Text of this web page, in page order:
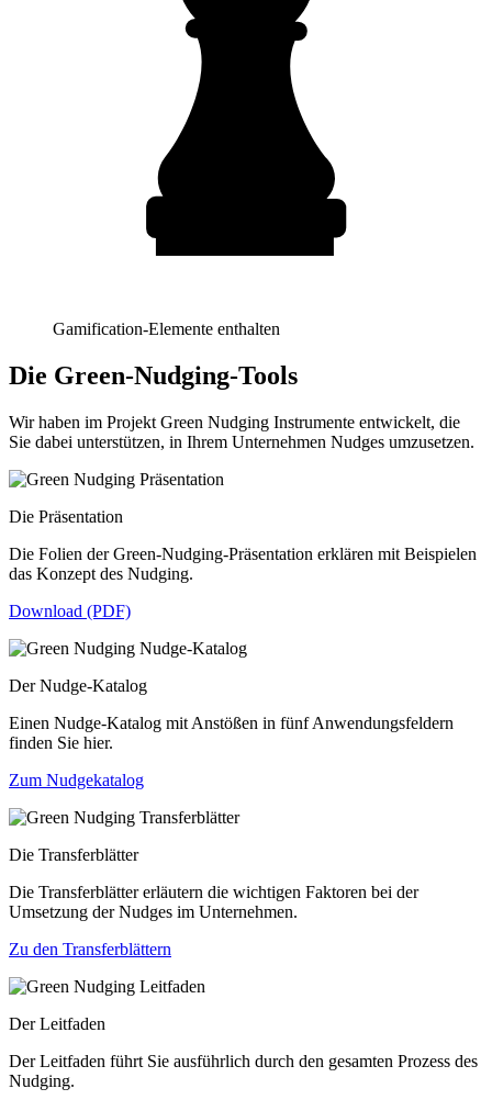
Gamification-Elemente enthalten
Die Green-Nudging-Tools
Wir haben im Projekt Green Nudging Instrumente entwickelt, die
Sie dabei unterstützen, in Ihrem Unternehmen Nudges umzusetzen.
Die Präsentation
Die Folien der Green-Nudging-Präsentation erklären mit Beispielen
das Konzept des Nudging.
Download (PDF)
Der Nudge-Katalog
Einen Nudge-Katalog mit Anstößen in fünf Anwendungsfeldern
finden Sie hier.
Zum Nudgekatalog
Die Transferblätter
Die Transferblätter erläutern die wichtigen Faktoren bei der
Umsetzung der Nudges im Unternehmen.
Zu den Transferblättern
Der Leitfaden
Der Leitfaden führt Sie ausführlich durch den gesamten Prozess des
Nudging.